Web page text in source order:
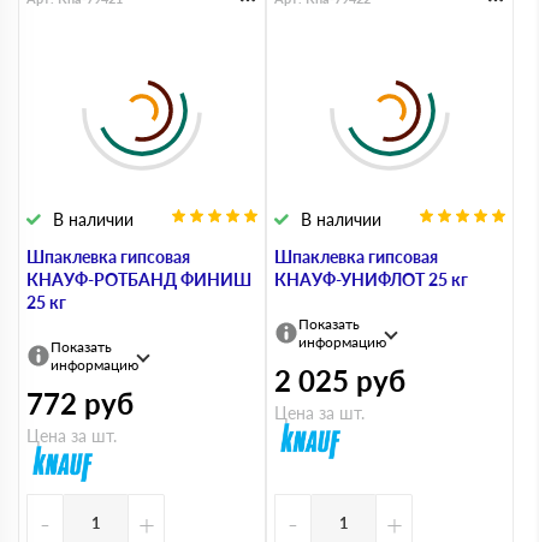
Шпаклевка гипсовая
КНАУФ-РОТБАНД ФИНИШ
25 кг
В наличии
Показать
информацию
772 руб
Цена за шт.
- +
Шпаклевка гипсовая
КНАУФ-УНИФЛОТ 25 кг
В наличии
Показать
информацию
2 025 руб
Цена за шт.
- +